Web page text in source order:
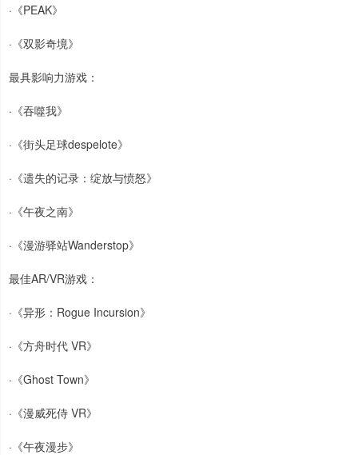
·《PEAK》
·《双影奇境》
最具影响力游戏：
·《吞噬我》
·《街头足球despelote》
·《遗失的记录：绽放与愤怒》
·《午夜之南》
·《漫游驿站Wanderstop》
最佳AR/VR游戏：
·《异形：Rogue Incursion》
·《方舟时代 VR》
·《Ghost Town》
·《漫威死侍 VR》
·《午夜漫步》